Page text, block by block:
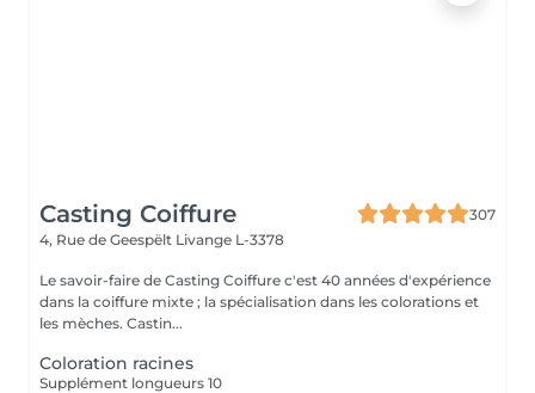
Casting Coiffure
307
4, Rue de Geespëlt Livange L-3378
Le savoir-faire de Casting Coiffure c'est 40 années d'expérience
dans la coiffure mixte ; la spécialisation dans les colorations et
les mèches. Castin...
Coloration racines
Supplément longueurs 10